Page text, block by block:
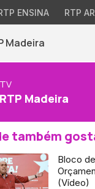
ENSINA RTP
Madeira
TV
RTP Madeira
também
Bloco
(Vídeo)